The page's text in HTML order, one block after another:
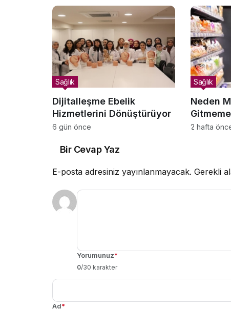
Dijitalleşme Ebelik
Hizmetlerini Dönüştürüyor
Sağlık
6 gün önce
Neden
Satın
Sağlık
2 hafta
Bir Cevap Yaz
E-posta adresiniz yayınlanmayacak. Gerekli
Yorumunuz*
0/30 karakter
Ad*